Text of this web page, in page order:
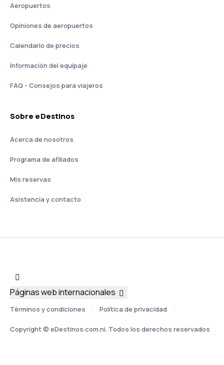
Aeropuertos
Opiniones de aeropuertos
Calendario de precios
Información del equipaje
FAQ - Consejos para viajeros
Sobre eDestinos
Acerca de nosotros
Programa de afiliados
Mis reservas
Asistencia y contacto
Términos y condiciones Política de privacidad
Copyright © eDestinos.com.ni. Todos los derechos reservados
Páginas web internacionales